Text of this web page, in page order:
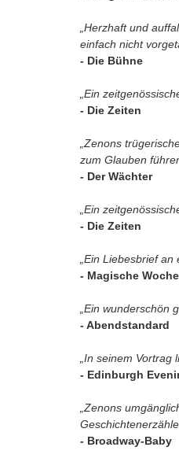
„Herzhaft und
einfach nicht
- Die Bühne
„Ein
- Die Zeiten
„Zenons
zum Glauben
- Der Wächter
„Ein
- Die Zeiten
„Ein Liebesbrief
- Magische Woche
„Ein wunderschön
- Abendstandard
„In seinem
- Edinburgh
„Zenons
- Broadway-Baby